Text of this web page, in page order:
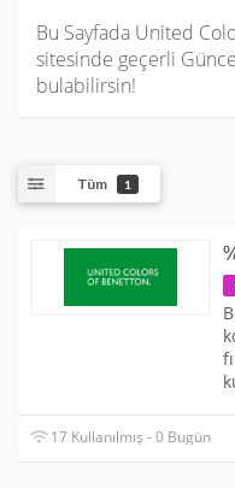
Bu Sayfada United
sitesinde geçerli
bulabilirsin!
Tüm 1
17 Kullanılmış - 0 Bugün